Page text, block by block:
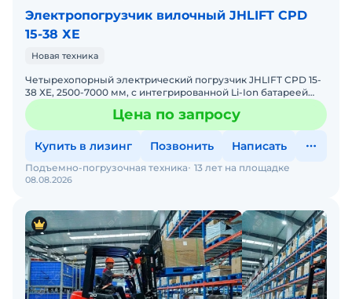
Электропогрузчик вилочный JHLIFT CPD
15-38 ХE
Новая техника
Четырехопорный электрический погрузчик JHLIFT CPD 15-
38 ХE, 2500-7000 мм, с интегрированной Li-Ion батареей
Электрический погрузчик JHLIFT CPD 30 XE с интегрир
Цена по запросу
Купить в лизинг Позвонить Написать
08.08.2026
Подъемно-погрузочная техника 13 лет на площадке